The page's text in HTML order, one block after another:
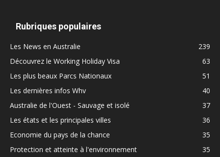
Rubriques populaires
Les News en Australie
239
Découvrez le Working Holiday Visa
63
Les plus beaux Parcs Nationaux
51
Les dernières infos Whv
40
Australie de l'Ouest - Sauvage et isolé
37
Les états et les principales villes
36
Economie du pays de la chance
35
Protection et atteinte à l'environnement
35